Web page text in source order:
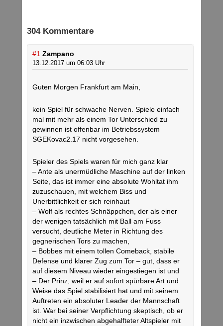
304 Kommentare
#1 Zampano
13.12.2017 um 06:03 Uhr
Guten Morgen Frankfurt am Main,
kein Spiel für schwache Nerven. Spiele einfach
mal mit mehr als einem Tor Unterschied zu
gewinnen ist offenbar im Betriebssystem
SGEKovac2.17 nicht vorgesehen.
Spieler des Spiels waren für mich ganz klar
– Ante als unermüdliche Maschine auf der linken
Seite, das ist immer eine absolute Wohltat ihm
zuzuschauen, mit welchem Biss und
Unerbittlichkeit er sich reinhaut
– Wolf als rechtes Schnäppchen, der als einer
der wenigen tatsächlich mit Ball am Fuss
versucht, deutliche Meter in Richtung des
gegnerischen Tors zu machen,
– Bobbes mit einem tollen Comeback, stabile
Defense und klarer Zug zum Tor – gut, dass er
auf diesem Niveau wieder eingestiegen ist und
– Der Prinz, weil er auf sofort spürbare Art und
Weise das Spiel stabilisiert hat und mit seinem
Auftreten ein absoluter Leader der Mannschaft
ist. War bei seiner Verpflichtung skeptisch, ob er
nicht ein inzwischen abgehalfteter Altspieler mit